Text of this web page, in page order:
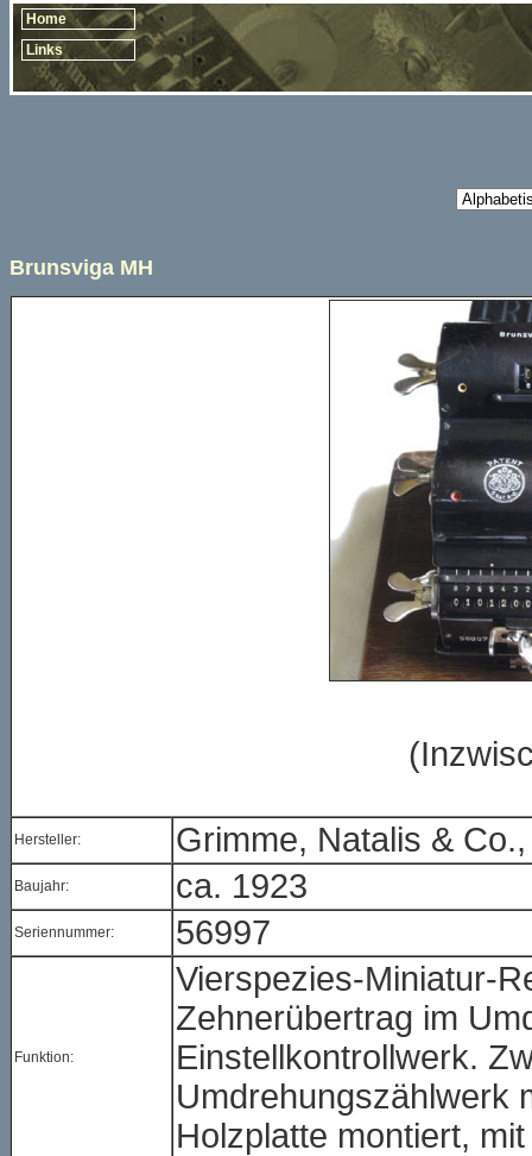
Home
Links
Brunsviga MH
Hersteller: Grimme, Natalis &
Baujahr: ca. 1923
Seriennummer: 56997
Funktion:
Vierspezies-Miniatur-
Zehnerübertrag im
Einstellkontrollwerk.
Umdrehungszählwerk
Holzplatte montiert,